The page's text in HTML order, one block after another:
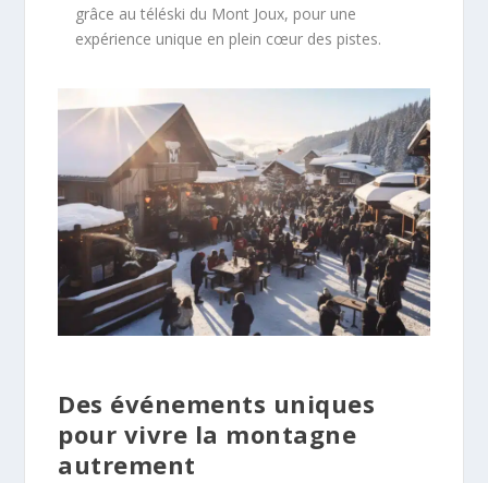
grâce au téléski du Mont Joux, pour une
expérience unique en plein cœur des pistes.
Des événements uniques
pour vivre la montagne
autrement